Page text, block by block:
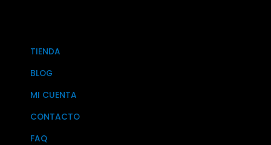
TIENDA
BLOG
MI CUENTA
CONTACTO
FAQ